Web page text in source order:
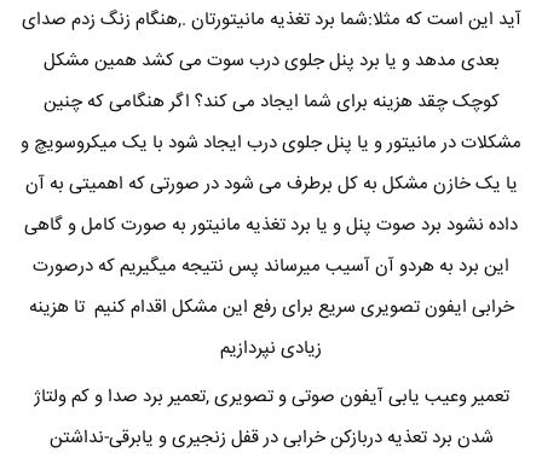
آید این است که مثلا:شما برد تغذیه مانیتورتان .,هنگام زنگ زدم صدای
بعدی مدهد و یا برد پنل جلوی درب سوت می کشد همین مشکل
کوچک چقد هزینه برای شما ایجاد می کند؟ اگر هنگامی که چنین
مشکلات در مانیتور و یا پنل جلوی درب ایجاد شود با یک میکروسویچ و
یا یک خازن مشکل به کل برطرف می شود در صورتی که اهمیتی به آن
داده نشود برد صوت پنل و یا برد تغذیه مانیتور به صورت کامل و گاهی
این برد به هردو آن آسیب میرساند پس نتیجه میگیریم که درصورت
خرابی ایفون تصویری سریع برای رفع این مشکل اقدام کنیم تا هزینه
زیادی نپردازیم
تعمیر وعیب یابی آیفون صوتی و تصویری ,تعمیر برد صدا و کم ولتاژ
شدن برد تعذیه دربازکن خرابی در قفل زنجیری و یابرقی-نداشتن